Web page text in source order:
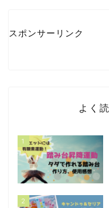
スポンサーリンク
よく
1
2